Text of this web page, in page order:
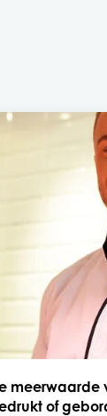
meerwaarde
of